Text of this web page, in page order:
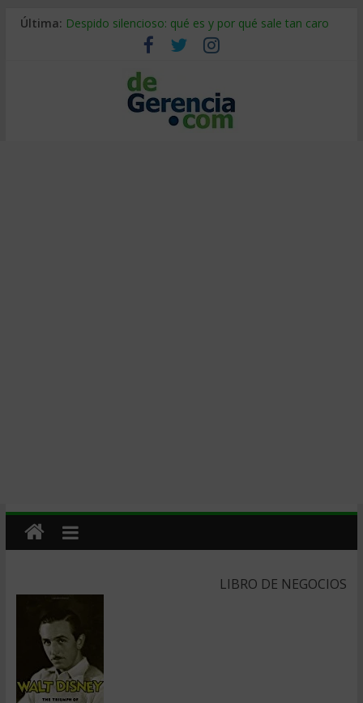
Última: Despido silencioso: qué es y por qué sale tan caro
La economía de Venezuela después del terremoto
Los 8 pasos de Kotter: liderar el cambio sin fracasar
Gestión de proyectos con IA: qué cambia en el oficio
IA y creatividad: cómo evitar que todos piensen igual
LIBRO DE NEGOCIOS